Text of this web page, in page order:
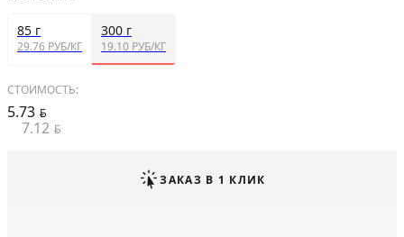
85 г
29.76 РУБ/КГ
300 г
19.10 РУБ/КГ
СТОИМОСТЬ:
5.73 BYN
7.12 BYN
ЗАКАЗ В 1 КЛИК